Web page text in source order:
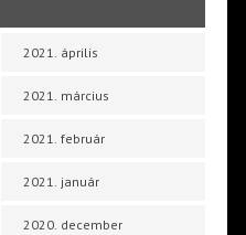
2021. április
2021. március
2021. február
2021. január
2020. december